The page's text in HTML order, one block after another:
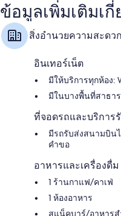
ข้อมูลเพิ่มเติมเ
สิ่งอำนวยความสะดว
อินเทอร์เน็ต
มีให้บริการทุกห้อง:
มีในบางพื้นที่สาธา
ที่จอดรถและบริการ
มีรถรับส่งสนามบิน
คำขอ
อาหารและเครื่องดื่ม
1 ร้านกาแฟ/คาเฟ่
1 ห้องอาหาร
สแน็คบาร์/อาหารส